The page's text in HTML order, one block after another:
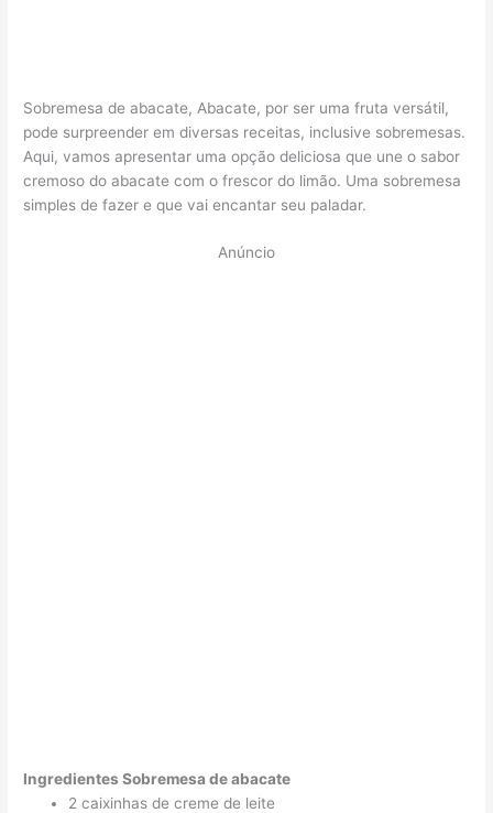
Sobremesa de abacate, Abacate, por ser uma fruta versátil,
pode surpreender em diversas receitas, inclusive sobremesas.
Aqui, vamos apresentar uma opção deliciosa que une o sabor
cremoso do abacate com o frescor do limão. Uma sobremesa
simples de fazer e que vai encantar seu paladar.
Anúncio
Ingredientes Sobremesa de abacate
2 caixinhas de creme de leite